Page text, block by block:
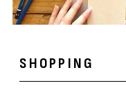
SHOPPING